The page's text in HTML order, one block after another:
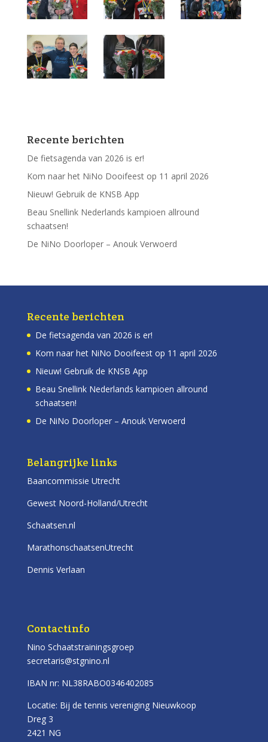
Recente berichten
De fietsagenda van 2026 is er!
Kom naar het NiNo Dooifeest op 11 april 2026
Nieuw! Gebruik de KNSB App
Beau Snellink Nederlands kampioen allround
schaatsen!
De NiNo Doorloper – Anouk Verwoerd
Recente berichten
De fietsagenda van 2026 is er!
Kom naar het NiNo Dooifeest op 11 april 2026
Nieuw! Gebruik de KNSB App
Beau Snellink Nederlands kampioen allround
schaatsen!
De NiNo Doorloper – Anouk Verwoerd
Belangrijke links
Baancommissie Utrecht
Gewest Noord-Holland/Utrecht
Schaatsen.nl
MarathonschaatsenUtrecht
Dennis Verlaan
Contactinfo
Nino Schaatstrainingsgroep
secretaris@stgnino.nl
IBAN nr: NL38RABO0346402085
Locatie: Bij de tennis vereniging Nieuwkoop
Dreg 3
2421 NG